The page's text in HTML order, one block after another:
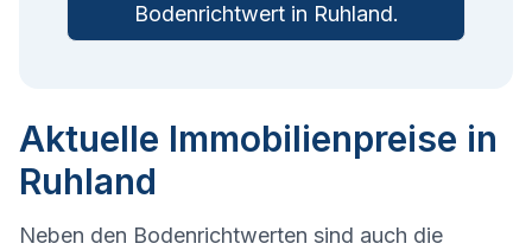
Bodenrichtwert in Ruhland.
Aktuelle Immobilienpreise in
Ruhland
Neben den Bodenrichtwerten sind auch die